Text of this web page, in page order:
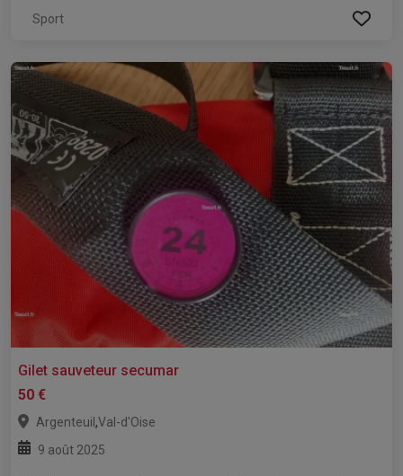
Sport
Gilet sauveteur secumar
50 €
Argenteuil ,Val-d'Oise
9 août 2025